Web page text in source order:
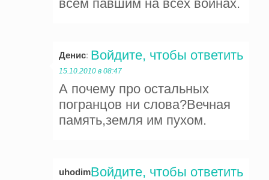
всем павшим на всех войнах.
Денис:
15.10.2010 в 08:47
А почему про остальных
погранцов ни слова?Вечная
память,земля им пухом.
Войдите, чтобы ответить
uhodim:Войдите, чтобы ответить